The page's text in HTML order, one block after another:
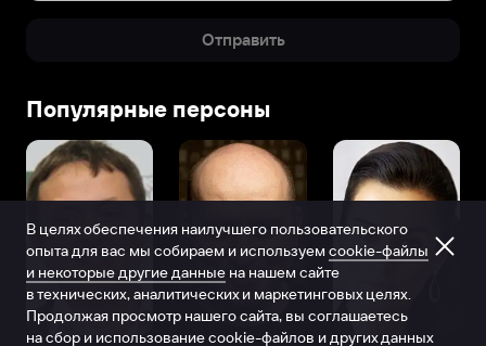
Отправить
Популярные персоны
В целях обеспечения наилучшего пользовательского
опыта для вас мы собираем и используем cookie-файлы
и некоторые другие данные на нашем сайте
в технических, аналитических и маркетинговых целях.
Продолжая просмотр нашего сайта, вы соглашаетесь
на сбор и использование cookie-файлов и других данных